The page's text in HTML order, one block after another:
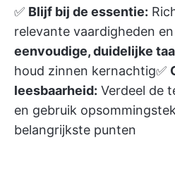
✅ Blijf bij de essentie:
relevante vaardigheden
eenvoudige, duidelijke
houd zinnen kernachtig✅
leesbaarheid: Verdeel de
en gebruik
belangrijkste punten